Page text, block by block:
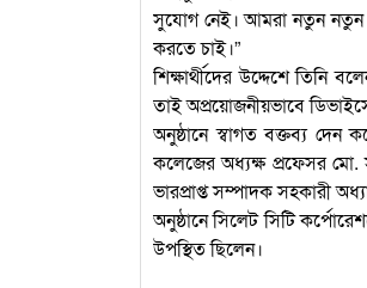
সুযোগ নেই। আমরা নতুন নতুন
করতে চাই।”
শিক্ষার্থীদের উদ্দেশে তিনি
তাই অপ্রয়োজনীয়ভাবে
অনুষ্ঠানে স্বাগত বক্তব্য দেন
কলেজের অধ্যক্ষ প্রফেসর মো.
ভারপ্রাপ্ত সম্পাদক সহকারী
অনুষ্ঠানে সিলেট সিটি
উপস্থিত ছিলেন।